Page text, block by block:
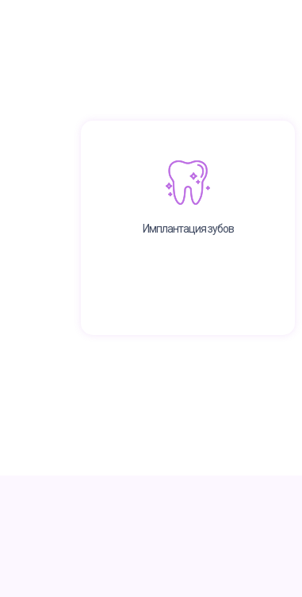
Имплантация зубов